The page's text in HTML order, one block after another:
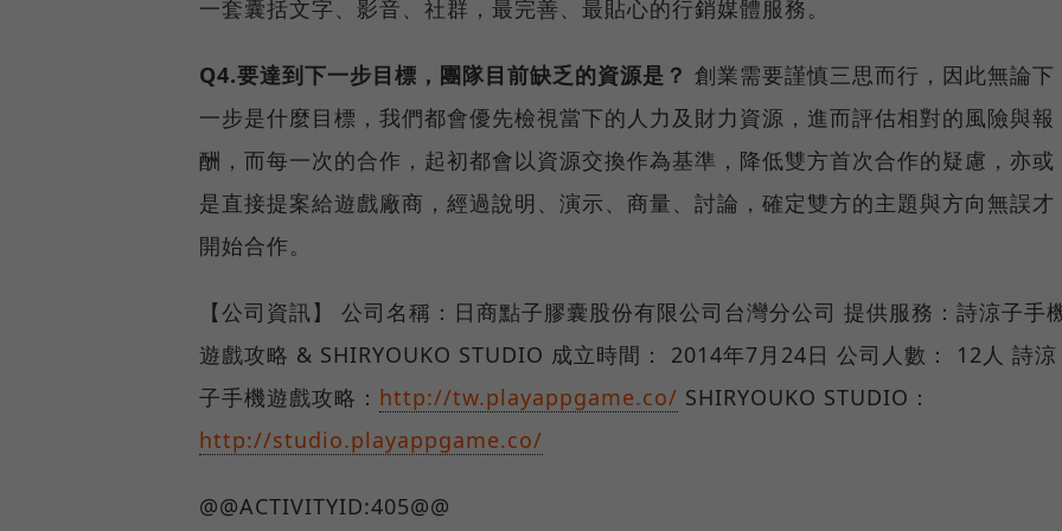
一套囊括文字、影音、社群，最完善、最貼心的行銷媒體服務。
Q4.要達到下一步目標，團隊目前缺乏的資源是？ 創業需要謹慎三思而行，因此無論下
一步是什麼目標，我們都會優先檢視當下的人力及財力資源，進而評估相對的風險與報
酬，而每一次的合作，起初都會以資源交換作為基準，降低雙方首次合作的疑慮，亦或
是直接提案給遊戲廠商，經過說明、演示、商量、討論，確定雙方的主題與方向無誤才
開始合作。
【公司資訊】 公司名稱：日商點子膠囊股份有限公司台灣分公司 提供服務：詩涼子手
遊戲攻略 & SHIRYOUKO STUDIO 成立時間： 2014年7月24日 公司人數： 12人 詩涼
子手機遊戲攻略： http://tw.playappgame.co/ SHIRYOUKO STUDIO：
http://studio.playappgame.co/
@@ACTIVITYID:405@@